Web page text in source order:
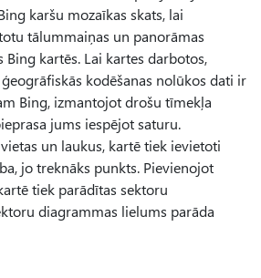
karšu mozaīkas skats, lai
tālummaiņas un panorāmas
Bing kartēs. Lai kartes darbotos,
kodēšanas nolūkos dati ir
Bing, izmantojot drošu tīmekļa
jums iespējot saturu.
un laukus, kartē tiek ievietoti
jo treknāks punkts. Pievienojot
tiek parādītas sektoru
diagrammas lielums parāda